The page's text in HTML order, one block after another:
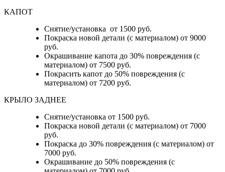
КАПОТ
Снятие/установка от 1500 руб.
Покраска новой детали (с материалом) от 9000
руб.
Окрашивание капота до 30% повреждения (с
материалом) от 7500 руб.
Покрасить капот до 50% повреждения (с
материалом) от 7200 руб.
КРЫЛО ЗАДНЕЕ
Снятие/установка от 1500 руб.
Покраска новой детали (с материалом) от 7000
руб.
Покраска до 30% повреждения (с материалом) от
7000 руб.
Окрашивание до 50% повреждения (с